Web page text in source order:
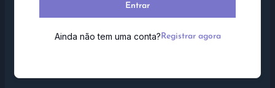
Entrar
Ainda não tem uma conta? Registrar agora